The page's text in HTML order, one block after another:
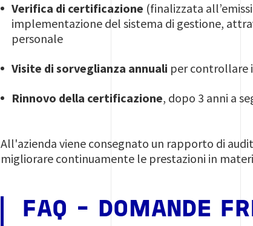
Verifica di certificazione (finalizzata
implementazione del sistema di gestione,
personale
Visite di sorveglianza annuali per controllare
Rinnovo della certificazione, dopo 3 anni a
All'azienda viene consegnato un rapporto di
migliorare continuamente le prestazioni in
FAQ - DOMANDE